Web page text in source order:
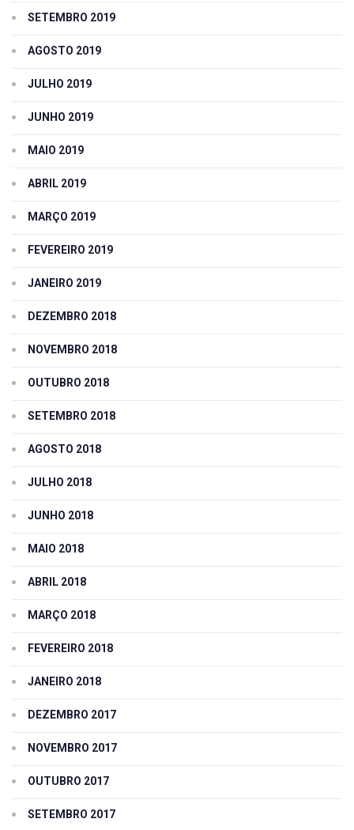
SETEMBRO 2019
AGOSTO 2019
JULHO 2019
JUNHO 2019
MAIO 2019
ABRIL 2019
MARÇO 2019
FEVEREIRO 2019
JANEIRO 2019
DEZEMBRO 2018
NOVEMBRO 2018
OUTUBRO 2018
SETEMBRO 2018
AGOSTO 2018
JULHO 2018
JUNHO 2018
MAIO 2018
ABRIL 2018
MARÇO 2018
FEVEREIRO 2018
JANEIRO 2018
DEZEMBRO 2017
NOVEMBRO 2017
OUTUBRO 2017
SETEMBRO 2017